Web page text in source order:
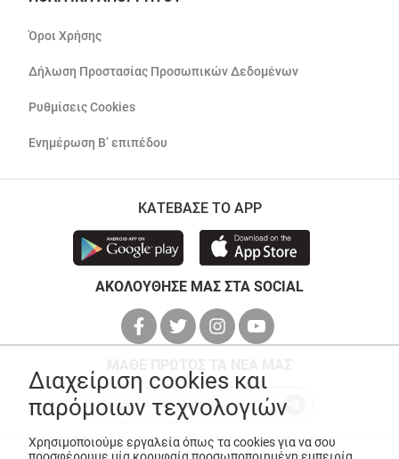
Όροι Χρήσης
Δήλωση Προστασίας Προσωπικών Δεδομένων
Ρυθμίσεις Cookies
Ενημέρωση Β’ επιπέδου
ΚΑΤΕΒΑΣΕ ΤΟ APP
ΑΚΟΛΟΥΘΗΣΕ ΜΑΣ ΣΤΑ SOCIAL
Διαχείριση cookies και
παρόμοιων τεχνολογιών
Χρησιμοποιούμε εργαλεία όπως τα cookies για να σου